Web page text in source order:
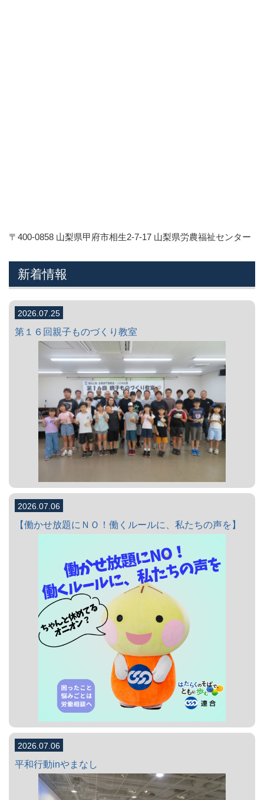
〒400-0858 山梨県甲府市相生2-7-17 山梨県労農福祉センター
新着情報
2026.07.25
第１６回親子ものづくり教室
2026.07.06
【働かせ放題にＮＯ！働くルールに、私たちの声を】
2026.07.06
平和行動inやまなし